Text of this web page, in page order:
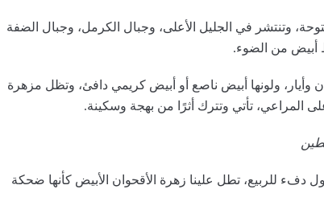
وتنتشر في الجليل الأعلى، وجبال الكرمل، وجبال الضفة
أبيض من الضوء.
وأيار، ولونها أبيض ناصع أو أبيض كريمي دافئ، وتظل مزهرة
المراعي، تأتي وتترك أثرًا من بهجة وسكينة.
دفء للربيع، تطل علينا زهرة الأقحوان الأبيض كأنها ضحكة